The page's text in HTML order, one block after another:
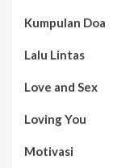
Kumpulan Doa
Lalu Lintas
Love and Sex
Loving You
Motivasi